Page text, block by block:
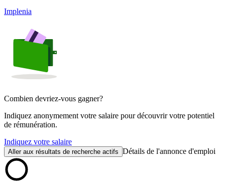
Implenia
Combien devriez-vous gagner?
Indiquez anonymement votre salaire pour découvrir votre potentiel
de rémunération.
Indiquez votre salaire
Aller aux résultats de recherche actifs Détails de l'annonce d'emploi